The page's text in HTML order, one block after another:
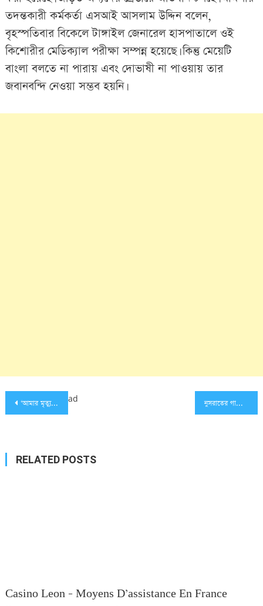
তদন্তকারী কর্মকর্তা এসআই আসলাম উদ্দিন বলেন,
বৃহস্পতিবার বিকেলে টাঙ্গাইল জেনারেল হাসপাতালে ওই
কিশোরীর মেডিক্যাল পরীক্ষা সম্পন্ন হয়েছে। কিন্তু মেয়েটি
বাংলা বলতে না পারায় এবং দোভাষী না পাওয়ায় তার
জবানবন্দি নেওয়া সম্ভব হয়নি।
Post
‘আমার মৃত্যুর সময় সকাল ১০.৪৫’ চিরকুট লিখে স্কুলছাত্রীর আত্মহত্যা নুসরাতের গায়ে আগুন দিয়ে পানি নিয়ে এসেছিল নুর উদ্দিন!
ad
RELATED POSTS
Casino Leon – Moyens D’assistance En France